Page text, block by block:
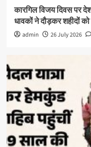
कारगिल विजय दिवस पर
धावकों ने दौड़कर शहीदों को
admin 26 July 2026